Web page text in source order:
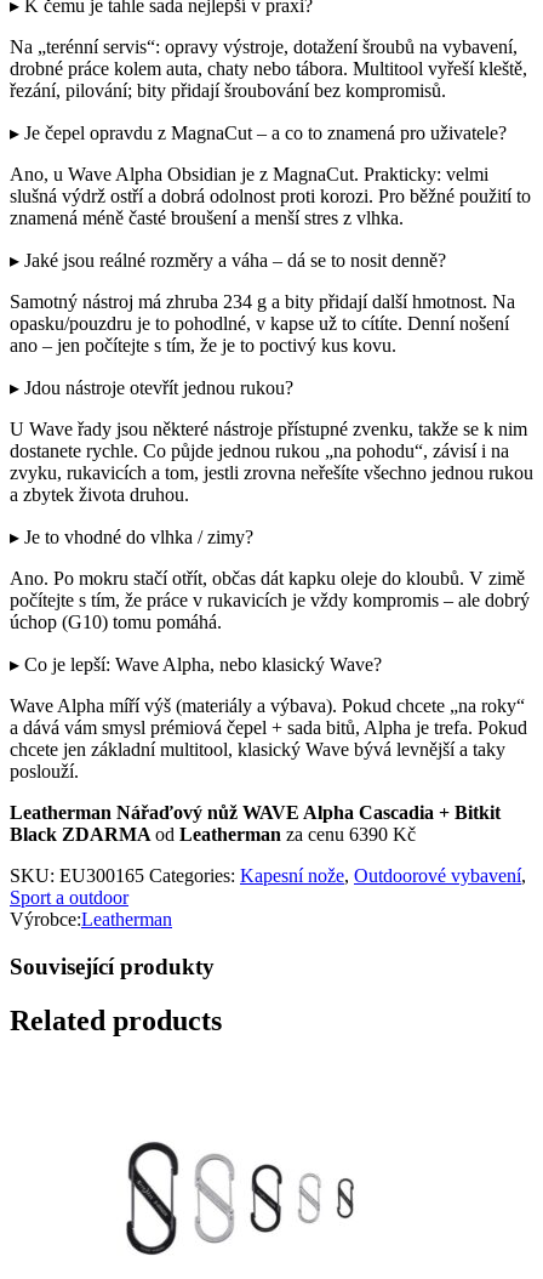
▸ K čemu je tahle sada nejlepší v praxi?
Na „terénní servis“: opravy výstroje, dotažení šroubů na vybavení,
drobné práce kolem auta, chaty nebo tábora. Multitool vyřeší kleště,
řezání, pilování; bity přidají šroubování bez kompromisů.
▸ Je čepel opravdu z MagnaCut – a co to znamená pro uživatele?
Ano, u Wave Alpha Obsidian je z MagnaCut. Prakticky: velmi
slušná výdrž ostří a dobrá odolnost proti korozi. Pro běžné použití to
znamená méně časté broušení a menší stres z vlhka.
▸ Jaké jsou reálné rozměry a váha – dá se to nosit denně?
Samotný nástroj má zhruba 234 g a bity přidají další hmotnost. Na
opasku/pouzdru je to pohodlné, v kapse už to cítíte. Denní nošení
ano – jen počítejte s tím, že je to poctivý kus kovu.
▸ Jdou nástroje otevřít jednou rukou?
U Wave řady jsou některé nástroje přístupné zvenku, takže se k nim
dostanete rychle. Co půjde jednou rukou „na pohodu“, závisí i na
zvyku, rukavicích a tom, jestli zrovna neřešíte všechno jednou rukou
a zbytek života druhou.
▸ Je to vhodné do vlhka / zimy?
Ano. Po mokru stačí otřít, občas dát kapku oleje do kloubů. V zimě
počítejte s tím, že práce v rukavicích je vždy kompromis – ale dobrý
úchop (G10) tomu pomáhá.
▸ Co je lepší: Wave Alpha, nebo klasický Wave?
Wave Alpha míří výš (materiály a výbava). Pokud chcete „na roky“
a dává vám smysl prémiová čepel + sada bitů, Alpha je trefa. Pokud
chcete jen základní multitool, klasický Wave bývá levnější a taky
poslouží.
Leatherman Nářaďový nůž WAVE Alpha Cascadia + Bitkit
Black ZDARMAod Leatherman za cenu 6390 Kč
SKU: EU300165 Categories: Kapesní nože, Outdoorové vybavení,
Sport a outdoor
Výrobce:Leatherman
Související produkty
Related products